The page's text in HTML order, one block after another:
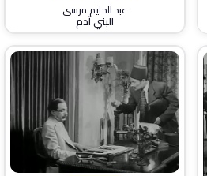
عبد الحليم مرسي
البني آدم